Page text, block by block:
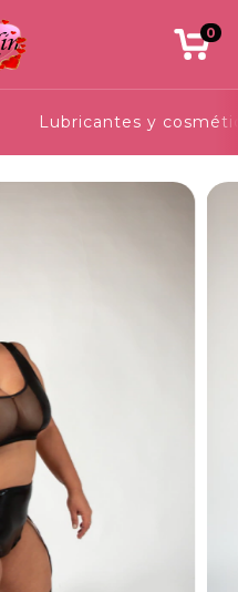
0
Lubricantes y